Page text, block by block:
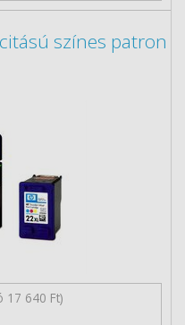
színes patron
17 640 Ft)